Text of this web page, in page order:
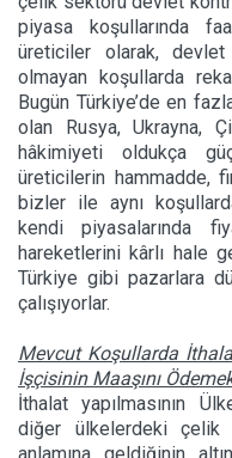
piyasa koşullarında
üreticiler olarak,
olmayan koşullarda
Bugün Türkiye’de en
olan Rusya, Ukrayna,
hâkimiyeti oldukça
üreticilerin hammadde,
bizler ile aynı
kendi piyasalarında
hareketlerini kârlı hale
Türkiye gibi pazarlara
çalışıyorlar.
Mevcut Koşullarda
İşçisinin Maaşını
İthalat yapılmasının
diğer ülkelerdeki çelik